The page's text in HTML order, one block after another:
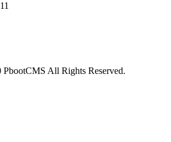
All Rights Reserved.